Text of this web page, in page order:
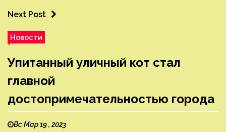
Next Post
Новости
Упитанный уличный кот стал
главной
достопримечательностью города
Вс Мар 19 , 2023